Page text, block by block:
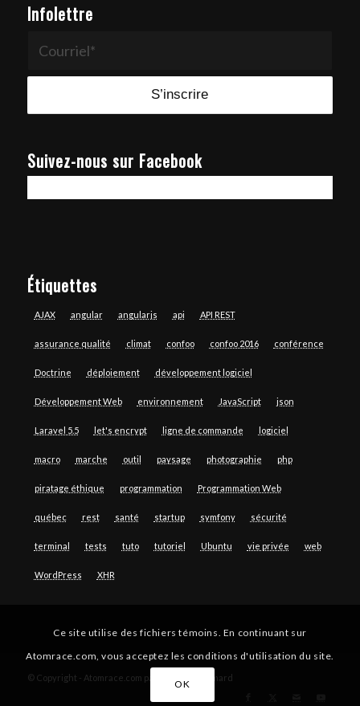
Infolettre
Suivez-nous sur Facebook
Étiquettes
AJAX angular angularjs api API REST
assurance qualité climat confoo confoo 2016 conférence
Doctrine déploiement développement logiciel
Développement Web environnement JavaScript json
Laravel 5.5 let's encrypt ligne de commande logiciel
macro marche outil paysage photographie php
piratage éthique programmation Programmation Web
québec rest santé startup symfony sécurité
terminal tests tuto tutoriel Ubuntu vie privée web
WordPress XHR
© Copyright - Atomrace.com par Guillaume Simard
Ce site utilise des fichiers témoins. En continuant sur
Atomrace.com, vous acceptez les conditions d'utilisation du site.
OK